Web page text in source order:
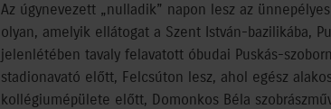
Az úgynevezett „nulladik” napon lesz az
olyan, amelyik ellátogat a Szent István-bazilikába,
jelenlétében tavaly felavatott óbudai Puskás-
stadionavató előtt, Felcsúton lesz, ahol egész
kollégiumépülete előtt, Domonkos Béla